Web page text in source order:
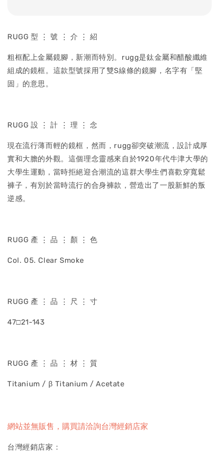
RUGG 型 ⋮ 號 ⋮ 介 ⋮ 紹
粗框配上金屬鏡腳，新潮而特別。rugg是鈦金屬和醋酸纖維
組成的鏡框。這款型號採用了雙S線條的鏡腳，名字有「堅
固」的意思。
RUGG 設 ⋮ 計 ⋮ 理 ⋮ 念
現在流行薄而輕的鏡框，然而，rugg卻突破潮流，設計成厚
實和大膽的外觀。這個理念靈感來自於1920年代牛津大學的
大學生運動，當時拒絕迎合潮流的這群大學生們喜歡穿寬鬆
褲子，有別於當時流行的合身褲款，營造出了一股新鮮的叛
逆感。
RUGG 產 ⋮ 品 ⋮ 顏 ⋮ 色
Col. 05. Clear Smoke
RUGG 產 ⋮ 品 ⋮ 尺 ⋮ 寸
47□21-143
RUGG 產 ⋮ 品 ⋮ 材 ⋮ 質
Titanium / β Titanium / Acetate
網站並無販售，購買請洽詢台灣經銷店家
台灣經銷店家：